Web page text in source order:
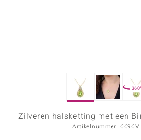
360°
Zilveren halsketting met een
Artikelnummer: